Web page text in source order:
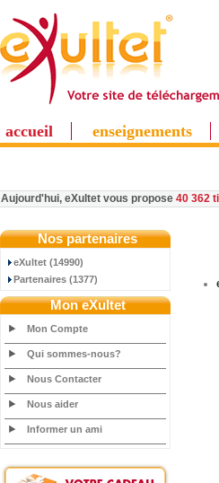
accueil enseignements
Aujourd'hui, eXultet vous propose 40 362
Nos partenaires
eXultet (14990)
Partenaires (1377)
Mon eXultet
Mon Compte
Qui sommes-nous?
Nous Contacter
Nous aider
Informer un ami